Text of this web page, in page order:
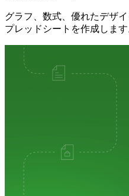
グラフ、数式、優れたデザ
プレッドシートを作成します